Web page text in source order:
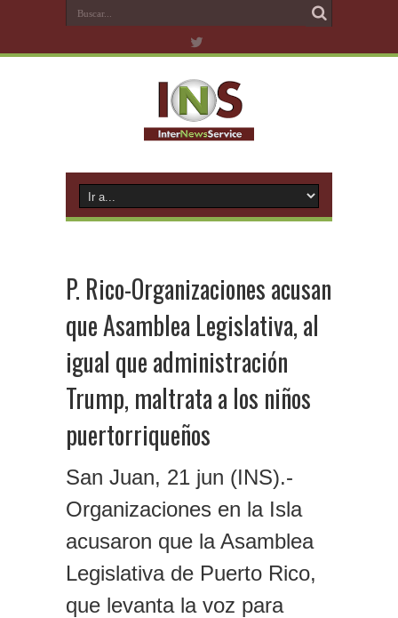
P. Rico-Organizaciones acusan
que Asamblea Legislativa, al
igual que administración
Trump, maltrata a los niños
puertorriqueños
San Juan, 21 jun (INS).-
Organizaciones en la Isla
acusaron que la Asamblea
Legislativa de Puerto Rico,
que levanta la voz para